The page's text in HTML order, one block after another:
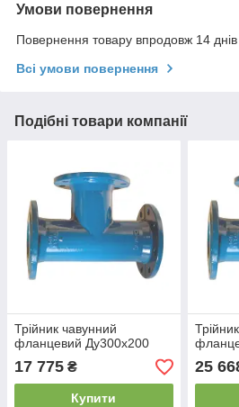
Умови повернення
Повернення товару впродовж 14
Всі умови повернення
Подібні товари компанії
Трійник чавунний
фланцевий Ду300х200
17 775 ₴
Купити
25